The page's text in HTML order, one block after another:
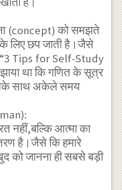
(concept) को समझते
लिए छप जाती है।जैसे
Tips for Self-Study
था कि गणित के सूत्र
साथ अकेले समय
नहीं,बल्कि आत्मा का
है।जैसे कि हमारे
को जानना ही सबसे बड़ी